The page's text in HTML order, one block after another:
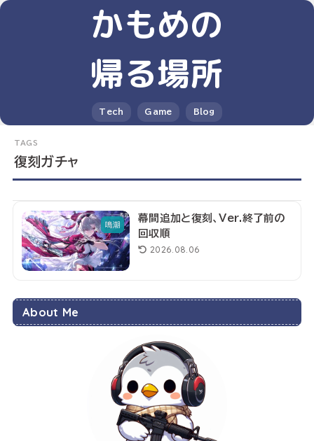
かもめの
帰る場所
Tech Game Blog
復刻ガチャ
鳴潮
幕間追加と復刻、Ver.終了前の
回収順
2026.08.06
About Me